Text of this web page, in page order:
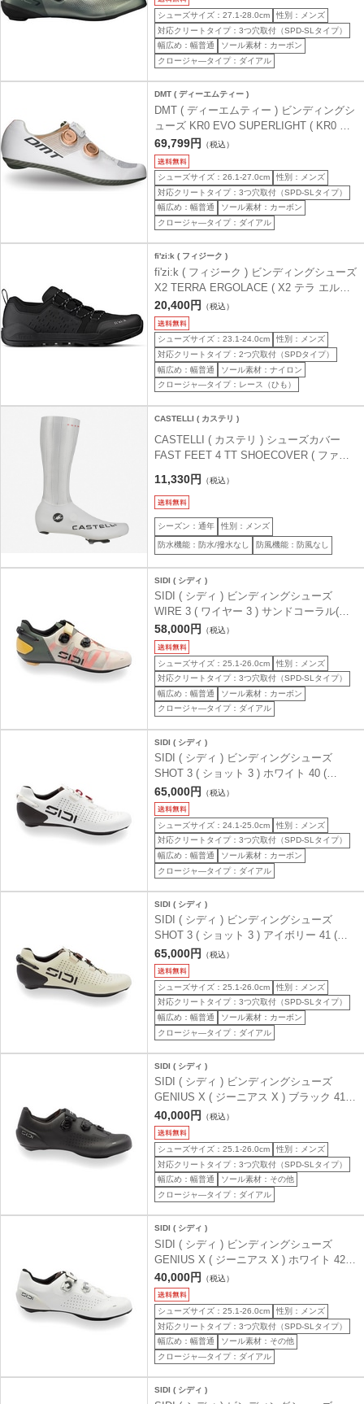
シューズサイズ：27.1-28.0cm
性別：メンズ
対応クリートタイプ：3つ穴取付（SPD-SLタイプ）
幅広め：幅普通
ソール素材：カーボン
クロージャ―タイプ：ダイアル
DMT ( ディーエムティー )
DMT ( ディーエムティー ) ビンディングシ
ューズ KR0 EVO SUPERLIGHT ( KR0 エ
ボ スーパーライト ) ホワイト/ブロンズ 41
( 26.1cm )
69,799円 （税込）
シューズサイズ：26.1-27.0cm
性別：メンズ
対応クリートタイプ：3つ穴取付（SPD-SLタイプ）
幅広め：幅普通
ソール素材：カーボン
クロージャ―タイプ：ダイアル
fi'zi:k ( フィジーク )
fi'zi:k ( フィジーク ) ビンディングシューズ
X2 TERRA ERGOLACE ( X2 テラ エルゴ
レース ) ブラック/ブラック 37.0 ( 23.7cm
)
20,400円 （税込）
シューズサイズ：23.1-24.0cm
性別：メンズ
対応クリートタイプ：2つ穴取付（SPDタイプ）
幅広め：幅普通
ソール素材：ナイロン
クロージャ―タイプ：レース（ひも）
CASTELLI ( カステリ )
CASTELLI ( カステリ ) シューズカバー
FAST FEET 4 TT SHOECOVER ( ファス
ト フィート 4 TT シューズカバー ) ホワイ
ト L ( 26.5-27.0cm )
11,330円 （税込）
シーズン：通年 性別：メンズ
防水機能：防水/撥水なし 防風機能：防風なし
SIDI ( シディ )
SIDI ( シディ ) ビンディングシューズ
WIRE 3 ( ワイヤー 3 ) サンドコーラル(リ
ミテッドカラー) 41 ( 25.3cm )
58,000円 （税込）
シューズサイズ：25.1-26.0cm
性別：メンズ
対応クリートタイプ：3つ穴取付（SPD-SLタイプ）
幅広め：幅普通
ソール素材：カーボン
クロージャ―タイプ：ダイアル
SIDI ( シディ )
SIDI ( シディ ) ビンディングシューズ
SHOT 3 ( ショット 3 ) ホワイト 40 (
24.7cm )
65,000円 （税込）
シューズサイズ：24.1-25.0cm
性別：メンズ
対応クリートタイプ：3つ穴取付（SPD-SLタイプ）
幅広め：幅普通
ソール素材：カーボン
クロージャ―タイプ：ダイアル
SIDI ( シディ )
SIDI ( シディ ) ビンディングシューズ
SHOT 3 ( ショット 3 ) アイボリー 41 (
25.3cm )
65,000円 （税込）
シューズサイズ：25.1-26.0cm
性別：メンズ
対応クリートタイプ：3つ穴取付（SPD-SLタイプ）
幅広め：幅普通
ソール素材：カーボン
クロージャ―タイプ：ダイアル
SIDI ( シディ )
SIDI ( シディ ) ビンディングシューズ
GENIUS X ( ジーニアス X ) ブラック 41 (
25.3cm )
40,000円 （税込）
シューズサイズ：25.1-26.0cm
性別：メンズ
対応クリートタイプ：3つ穴取付（SPD-SLタイプ）
幅広め：幅普通
ソール素材：その他
クロージャ―タイプ：ダイアル
SIDI ( シディ )
SIDI ( シディ ) ビンディングシューズ
GENIUS X ( ジーニアス X ) ホワイト 42 (
26.0cm )
40,000円 （税込）
シューズサイズ：25.1-26.0cm
性別：メンズ
対応クリートタイプ：3つ穴取付（SPD-SLタイプ）
幅広め：幅普通
ソール素材：その他
クロージャ―タイプ：ダイアル
SIDI ( シディ )